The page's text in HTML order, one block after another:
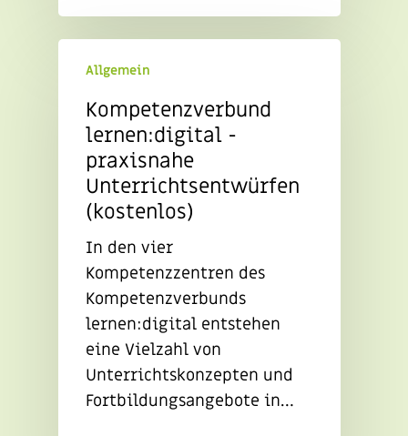
Allgemein
Kompetenzverbund
lernen:digital -
praxisnahe
Unterrichtsentwürfen
(kostenlos)
In den vier
Kompetenzzentren des
Kompetenzverbunds
lernen:digital entstehen
eine Vielzahl von
Unterrichtskonzepten und
Fortbildungsangebote in…